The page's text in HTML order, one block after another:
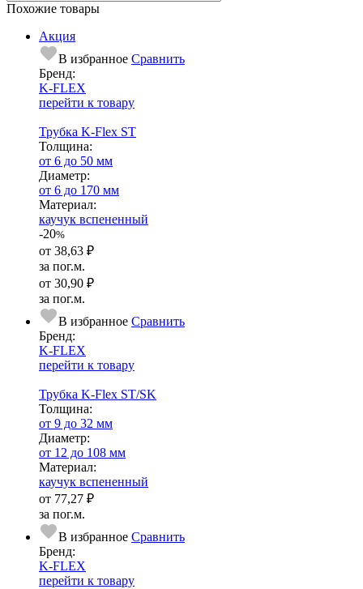
Похожие товары
Акция
В избранное Сравнить
Бренд:
K-FLEX
перейти к товару
Трубка K-Flex ST
Тол­щи­на:
от 6 до 50 мм
Диаметр:
от 6 до 170 мм
Ма­­те­­ри­­ал:
каучук вспененный
-20%
от 38,63 ₽
за пог.м.
от 30,90 ₽
за пог.м.
В избранное Сравнить
Бренд:
K-FLEX
перейти к товару
Трубка K-Flex ST/SK
Тол­щи­на:
от 9 до 32 мм
Диаметр:
от 12 до 108 мм
Ма­­те­­ри­­ал:
каучук вспененный
от 77,27 ₽
за пог.м.
В избранное Сравнить
Бренд:
K-FLEX
перейти к товару